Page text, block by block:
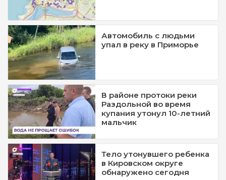
Автомобиль с людьми
упал в реку в Приморье
В районе протоки реки
Раздольной во время
купания утонул 10-летний
мальчик
Тело утонувшего ребенка
в Кировском округе
обнаружено сегодня